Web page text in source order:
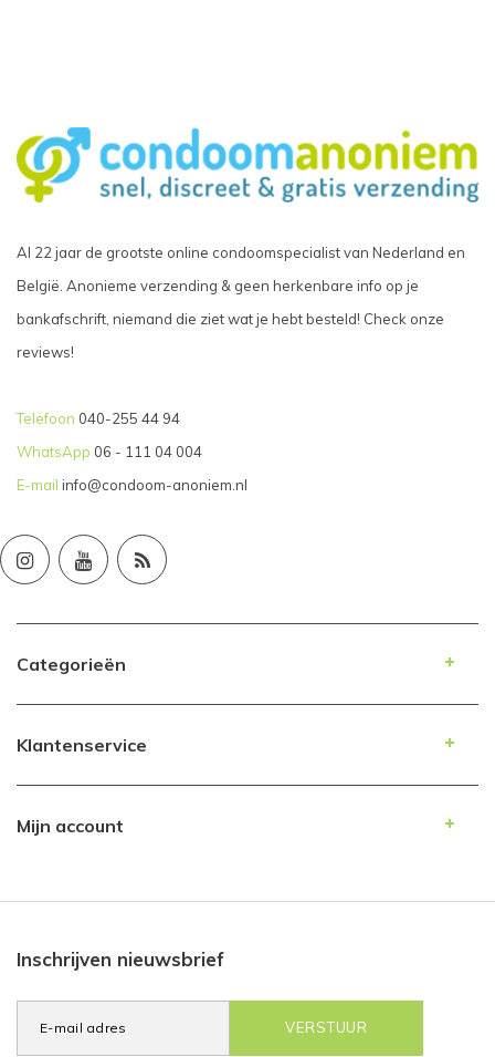
Al 22 jaar de grootste online condoomspecialist van Nederland en
België. Anonieme verzending & geen herkenbare info op je
bankafschrift, niemand die ziet wat je hebt besteld! Check onze
reviews!
Telefoon 040-255 44 94
WhatsApp 06 - 111 04 004
E-mail info@condoom-anoniem.nl
Categorieën
Klantenservice
Mijn account
Inschrijven nieuwsbrief
VERSTUUR